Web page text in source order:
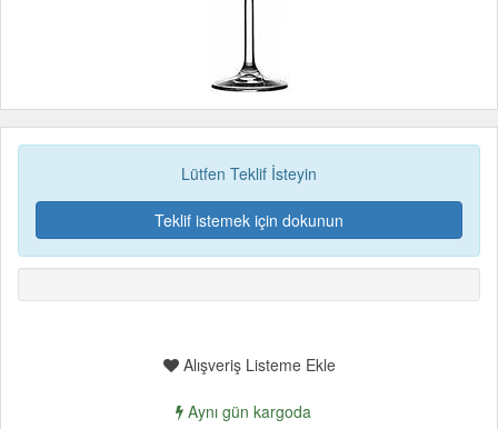
Lütfen Teklif İsteyin
Teklif istemek için dokunun
Alışveriş Listeme Ekle
Aynı gün kargoda